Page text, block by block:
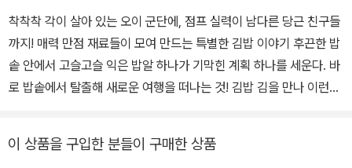
착착착 각이 살아 있는 오이 군단에, 점프 실력이 남다른 당근 친구들
까지! 매력 만점 재료들이 모여 만드는 특별한 김밥 이야기 후끈한 밥
솥 안에서 고슬고슬 익은 밥알 하나가 기막힌 계획 하나를 세운다. 바
로 밥솥에서 탈출해 새로운 여행을 떠나는 것! 김밥 김을 만나 이런저
톡톡, 지글지글 즐겁게 준비 과정을 마친 후 하나둘 잘 말린 김 위에
이 상품을 구입한 분들이 구매한 상품